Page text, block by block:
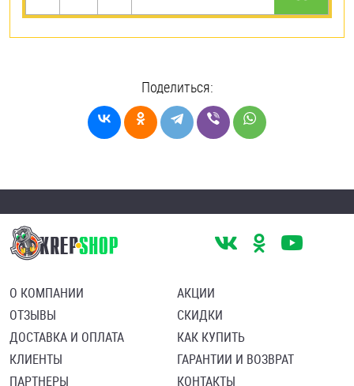
Поделиться:
О КОМПАНИИ
ОТЗЫВЫ
ДОСТАВКА И ОПЛАТА
КЛИЕНТЫ
ПАРТНЕРЫ
АКЦИИ
СКИДКИ
КАК КУПИТЬ
ГАРАНТИИ И ВОЗВРАТ
КОНТАКТЫ